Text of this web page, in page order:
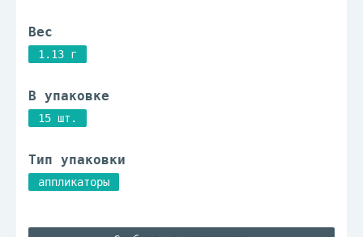
Вес
1.13 г
В упаковке
15 шт.
Тип упаковки
аппликаторы